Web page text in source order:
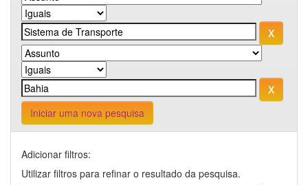
Iniciar uma nova pesquisa
Adicionar filtros:
Utilizar filtros para refinar o resultado da pesquisa.